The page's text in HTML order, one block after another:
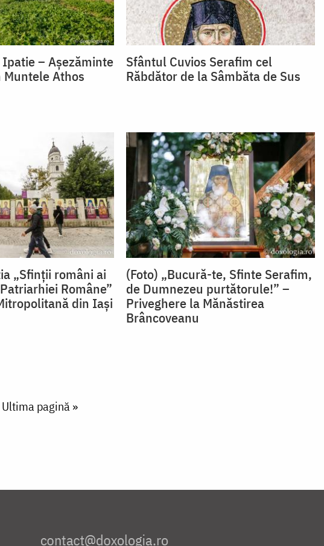
– Așezăminte
Athos
Sfântul Cuvios Serafim cel
Răbdător de la Sâmbăta de Sus
„Sfinții români ai
Române”
din Iași
(Foto) „Bucură-te, Sfinte Serafim,
de Dumnezeu purtătorule!” –
Priveghere la Mănăstirea
Brâncoveanu
Last page
Ultima pagină »